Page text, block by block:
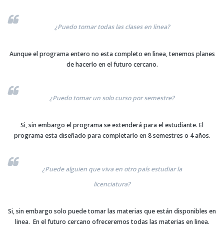
¿Puedo tomar todas las clases en linea?
Aunque el programa entero no esta completo en linea, tenemos planes
de hacerlo en el futuro cercano.
¿Puedo tomar un solo curso por semestre?
Si, sin embargo el programa se extenderá para el estudiante. El
programa esta diseñado para completarlo en 8 semestres o 4 años.
¿Puede alguien que viva en otro país estudiar la
licenciatura?
Si, sin embargo solo puede tomar las materias que están disponibles en
linea. En el futuro cercano ofreceremos todas las materias en linea.